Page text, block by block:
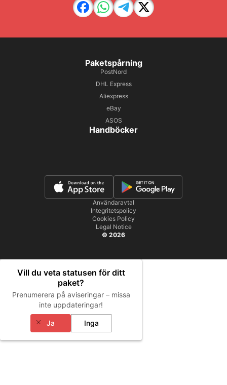
Paketspårning
PostNord
DHL Express
Aliexpress
eBay
ASOS
Handböcker
Användaravtal
Integritetspolicy
Cookies Policy
Legal Notice
© 2026
Vill du veta statusen för ditt
paket?
Prenumerera på aviseringar – missa
inte uppdateringar!
Ja Inga